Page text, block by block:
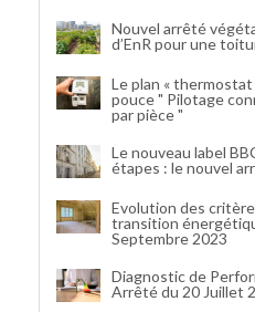
Nouvel arrêté
d’EnR pour une
Le plan « thermostat
pouce " Pilotage
par pièce "
Le nouveau label
étapes : le nouvel
Evolution des
transition
Septembre 2023
Diagnostic de
Arrêté du 20 Juillet